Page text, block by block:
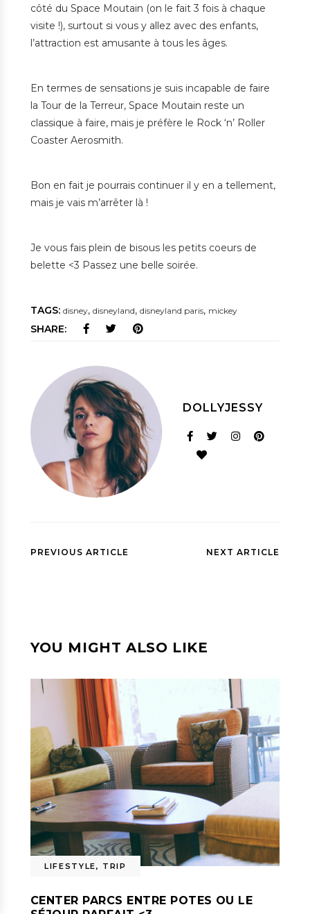
côté du Space Moutain (on le fait 3 fois à chaque
visite !), surtout si vous y allez avec des enfants,
l’attraction est amusante à tous les âges.
En termes de sensations je suis incapable de faire
la Tour de la Terreur, Space Moutain reste un
classique à faire, mais je préfère le Rock ‘n’ Roller
Coaster Aerosmith.
Bon en fait je pourrais continuer il y en a tellement,
mais je vais m’arrêter là !
Je vous fais plein de bisous les petits coeurs de
belette <3 Passez une belle soirée.
TAGS: disney, disneyland, disneyland paris, mickey
SHARE:
DOLLYJESSY
PREVIOUS ARTICLE NEXT ARTICLE
YOU MIGHT ALSO LIKE
LIFESTYLE, TRIP
CENTER PARCS ENTRE POTES OU LE